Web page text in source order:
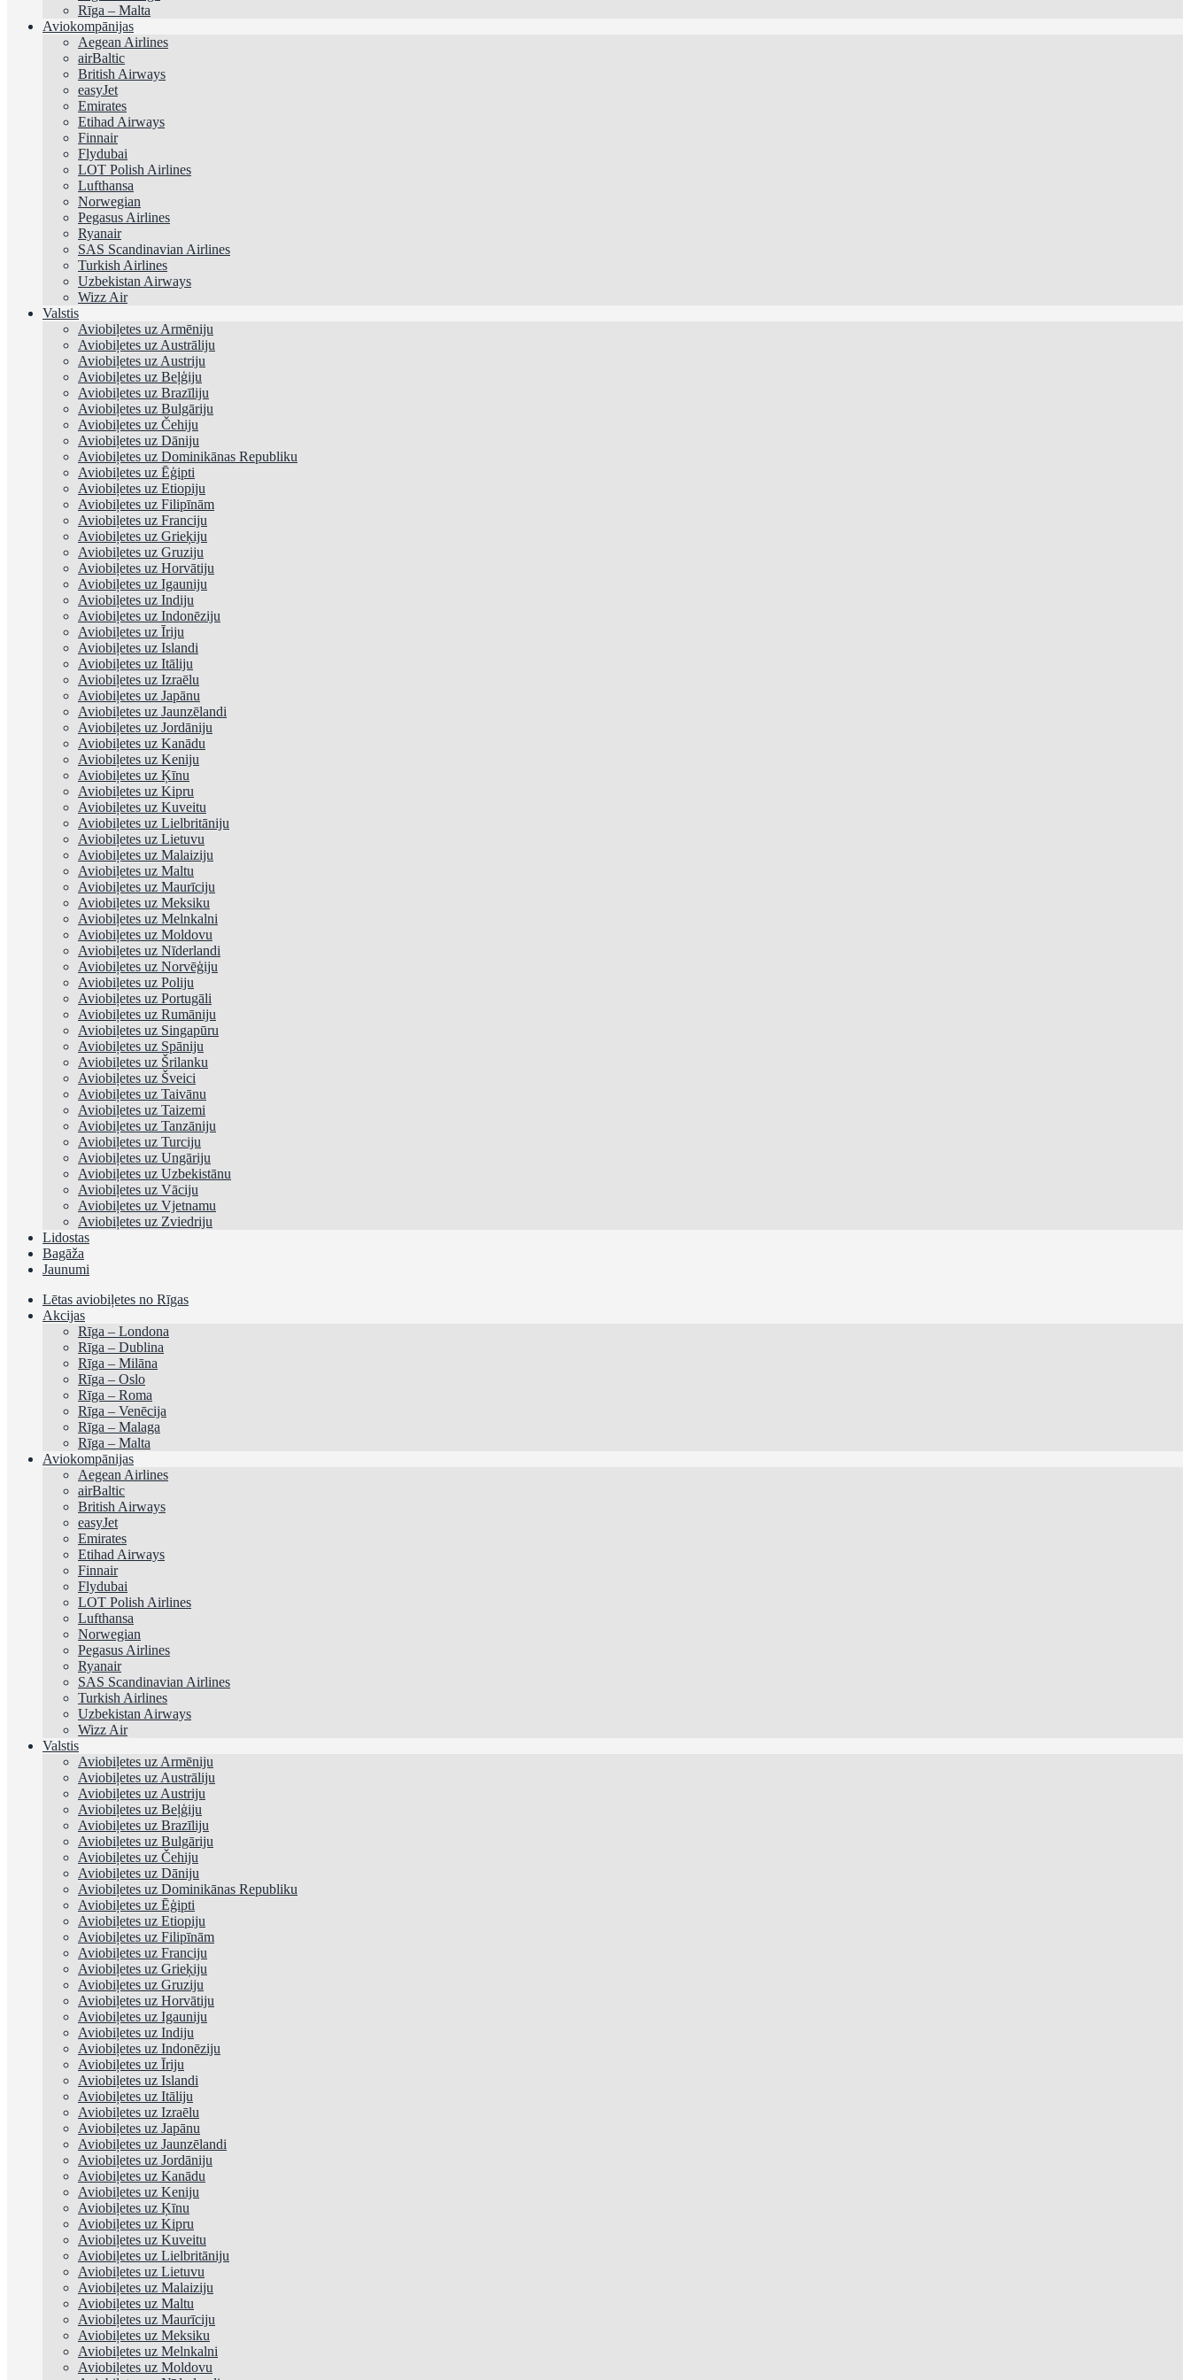
Rīga – Malta
Aviokompānijas
Aegean Airlines
airBaltic
British Airways
easyJet
Emirates
Etihad Airways
Finnair
Flydubai
LOT Polish Airlines
Lufthansa
Norwegian
Pegasus Airlines
Ryanair
SAS Scandinavian Airlines
Turkish Airlines
Uzbekistan Airways
Wizz Air
Valstis
Aviobiļetes uz Armēniju
Aviobiļetes uz Austrāliju
Aviobiļetes uz Austriju
Aviobiļetes uz Beļģiju
Aviobiļetes uz Brazīliju
Aviobiļetes uz Bulgāriju
Aviobiļetes uz Čehiju
Aviobiļetes uz Dāniju
Aviobiļetes uz Dominikānas Republiku
Aviobiļetes uz Ēģipti
Aviobiļetes uz Etiopiju
Aviobiļetes uz Filipīnām
Aviobiļetes uz Franciju
Aviobiļetes uz Grieķiju
Aviobiļetes uz Gruziju
Aviobiļetes uz Horvātiju
Aviobiļetes uz Igauniju
Aviobiļetes uz Indiju
Aviobiļetes uz Indonēziju
Aviobiļetes uz Īriju
Aviobiļetes uz Islandi
Aviobiļetes uz Itāliju
Aviobiļetes uz Izraēlu
Aviobiļetes uz Japānu
Aviobiļetes uz Jaunzēlandi
Aviobiļetes uz Jordāniju
Aviobiļetes uz Kanādu
Aviobiļetes uz Keniju
Aviobiļetes uz Ķīnu
Aviobiļetes uz Kipru
Aviobiļetes uz Kuveitu
Aviobiļetes uz Lielbritāniju
Aviobiļetes uz Lietuvu
Aviobiļetes uz Malaiziju
Aviobiļetes uz Maltu
Aviobiļetes uz Maurīciju
Aviobiļetes uz Meksiku
Aviobiļetes uz Melnkalni
Aviobiļetes uz Moldovu
Aviobiļetes uz Nīderlandi
Aviobiļetes uz Norvēģiju
Aviobiļetes uz Poliju
Aviobiļetes uz Portugāli
Aviobiļetes uz Rumāniju
Aviobiļetes uz Singapūru
Aviobiļetes uz Spāniju
Aviobiļetes uz Šrilanku
Aviobiļetes uz Šveici
Aviobiļetes uz Taivānu
Aviobiļetes uz Taizemi
Aviobiļetes uz Tanzāniju
Aviobiļetes uz Turciju
Aviobiļetes uz Ungāriju
Aviobiļetes uz Uzbekistānu
Aviobiļetes uz Vāciju
Aviobiļetes uz Vjetnamu
Aviobiļetes uz Zviedriju
Lidostas
Bagāža
Jaunumi
Lētas aviobiļetes no Rīgas
Akcijas
Rīga – Londona
Rīga – Dublina
Rīga – Milāna
Rīga – Oslo
Rīga – Roma
Rīga – Venēcija
Rīga – Malaga
Rīga – Malta
Aviokompānijas
Aegean Airlines
airBaltic
British Airways
easyJet
Emirates
Etihad Airways
Finnair
Flydubai
LOT Polish Airlines
Lufthansa
Norwegian
Pegasus Airlines
Ryanair
SAS Scandinavian Airlines
Turkish Airlines
Uzbekistan Airways
Wizz Air
Valstis
Aviobiļetes uz Armēniju
Aviobiļetes uz Austrāliju
Aviobiļetes uz Austriju
Aviobiļetes uz Beļģiju
Aviobiļetes uz Brazīliju
Aviobiļetes uz Bulgāriju
Aviobiļetes uz Čehiju
Aviobiļetes uz Dāniju
Aviobiļetes uz Dominikānas Republiku
Aviobiļetes uz Ēģipti
Aviobiļetes uz Etiopiju
Aviobiļetes uz Filipīnām
Aviobiļetes uz Franciju
Aviobiļetes uz Grieķiju
Aviobiļetes uz Gruziju
Aviobiļetes uz Horvātiju
Aviobiļetes uz Igauniju
Aviobiļetes uz Indiju
Aviobiļetes uz Indonēziju
Aviobiļetes uz Īriju
Aviobiļetes uz Islandi
Aviobiļetes uz Itāliju
Aviobiļetes uz Izraēlu
Aviobiļetes uz Japānu
Aviobiļetes uz Jaunzēlandi
Aviobiļetes uz Jordāniju
Aviobiļetes uz Kanādu
Aviobiļetes uz Keniju
Aviobiļetes uz Ķīnu
Aviobiļetes uz Kipru
Aviobiļetes uz Kuveitu
Aviobiļetes uz Lielbritāniju
Aviobiļetes uz Lietuvu
Aviobiļetes uz Malaiziju
Aviobiļetes uz Maltu
Aviobiļetes uz Maurīciju
Aviobiļetes uz Meksiku
Aviobiļetes uz Melnkalni
Aviobiļetes uz Moldovu